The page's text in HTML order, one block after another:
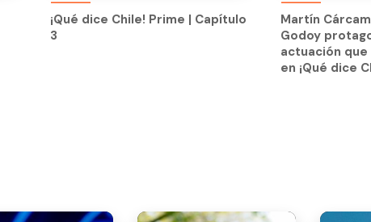
3
¡Qué dice Chile! Prime | Capítulo
3
Godoy
actuación que
en ¡Qué dice
Martín
Godoy
actuación
en ¡Qué dice